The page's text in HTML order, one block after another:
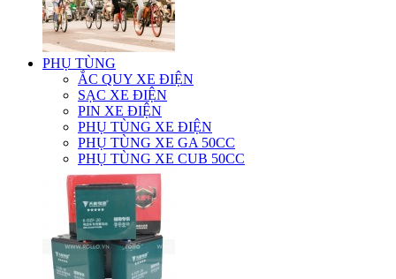
PHỤ TÙNG
ẮC QUY XE ĐIỆN
SẠC XE ĐIỆN
PIN XE ĐIỆN
PHỤ TÙNG XE ĐIỆN
PHỤ TÙNG XE GA 50CC
PHỤ TÙNG XE CUB 50CC